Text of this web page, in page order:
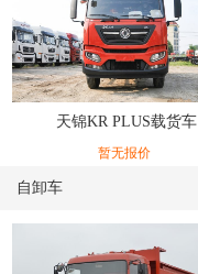
天锦KR PLUS载货车
暂无报价
自卸车